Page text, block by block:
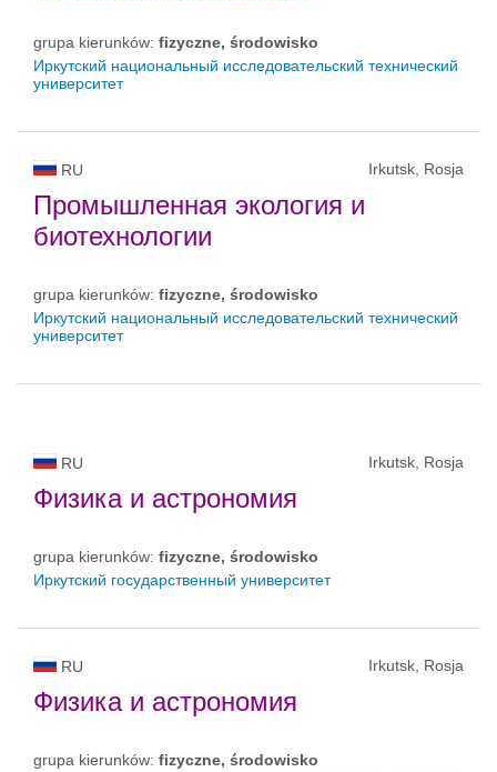
grupa kierunków: fizyczne, środowisko
Иркутский национальный исследовательский технический
университет
RU Irkutsk, Rosja
Промышленная экология и
биотехнологии
grupa kierunków: fizyczne, środowisko
Иркутский национальный исследовательский технический
университет
RU Irkutsk, Rosja
Физика и астрономия
grupa kierunków: fizyczne, środowisko
Иркутский государственный университет
RU Irkutsk, Rosja
Физика и астрономия
grupa kierunków: fizyczne, środowisko